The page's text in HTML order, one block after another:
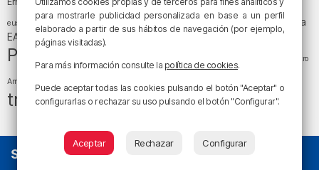
euskera fiestas fútbol Gobierno vasco juanma jubera LaLiga LaLiga
EA Sports
Liga Endesa música Osakidetza planes
Política Teatro
Arriaga tiempo atmosférico tráfico
tráfico en Bizkaia
SOBRE NOSOTROS
para mostrarle publicidad personalizada en base a un perfil
elaborado a partir de sus hábitos de navegación (por ejemplo,
páginas visitadas).
Para más información consulte la política de cookies.
Puede aceptar todas las cookies pulsando el botón "Aceptar" o
configurarlas o rechazar su uso pulsando el botón "Configurar".
Aceptar Rechazar Configurar